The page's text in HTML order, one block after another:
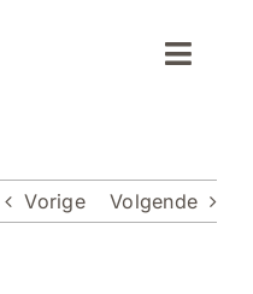
Toggle
Vorige Volgende